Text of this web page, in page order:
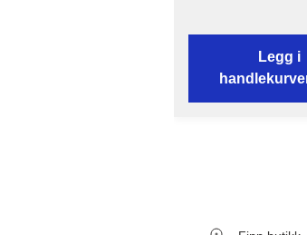
Legg i